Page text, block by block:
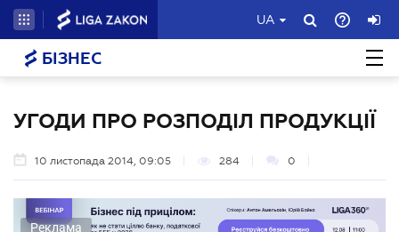
UA
БІЗНЕС
УГОДИ ПРО РОЗПОДІЛ ПРОДУКЦІЇ
10 листопада 2014, 09:05 284 0
Реклама